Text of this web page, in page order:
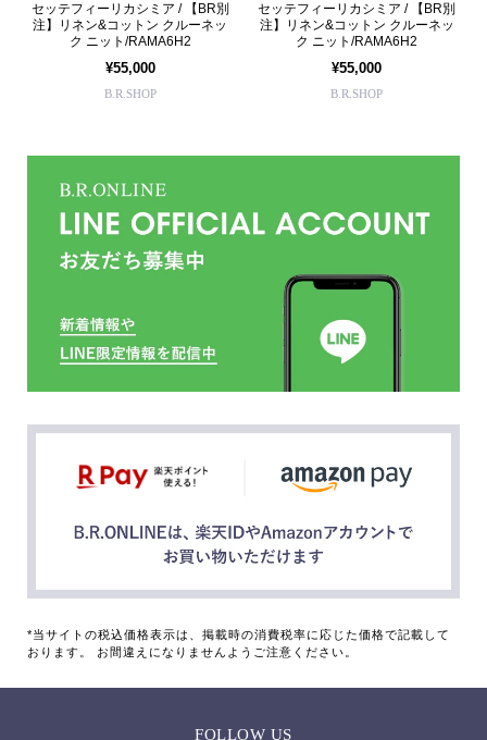
セッテフィーリカシミア / 【BR別
注】リネン&コットン クルーネッ
ク ニット/RAMA6H2
¥55,000
B.R.SHOP
セッテフィーリカシミア / 【BR別
注】リネン&コットン クルーネッ
ク ニット/RAMA6H2
¥55,000
B.R.SHOP
*当サイトの税込価格表示は、掲載時の消費税率に応じた価格で記載して
おります。 お間違えになりませんようご注意ください。
FOLLOW US